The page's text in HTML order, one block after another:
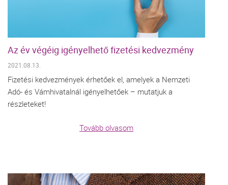
Az év végéig igényelhető fizetési kedvezmény
2021.08.13.
Fizetési kedvezmények érhetőek el, amelyek a Nemzeti
Adó- és Vámhivatalnál igényelhetőek – mutatjuk a
részleteket!
Tovább olvasom